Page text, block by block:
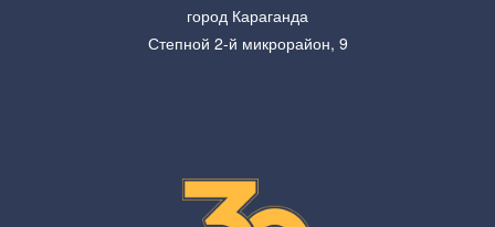
город Караганда
Степной 2-й микрорайон, 9